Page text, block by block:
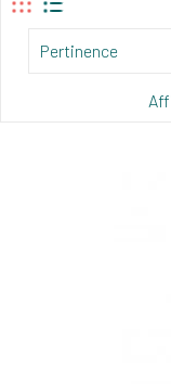
Pertinence